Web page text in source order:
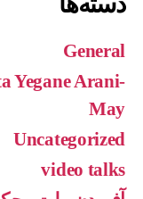
General
Yegane Arani-
May
Uncategorized
video talks